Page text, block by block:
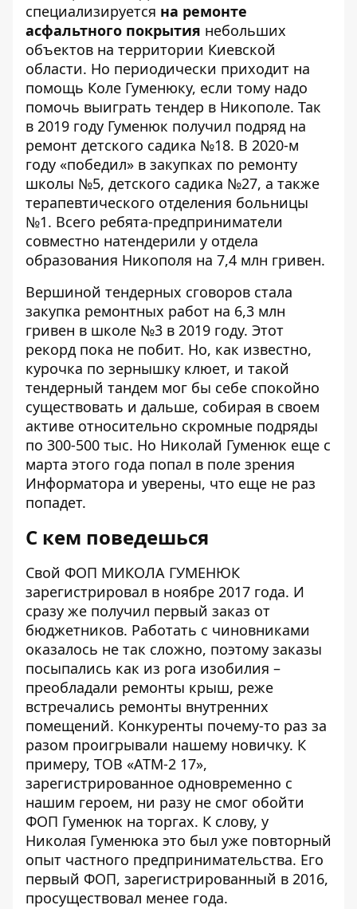
специализируется на ремонте
асфальтного покрытия небольших
объектов на территории Киевской
области. Но периодически приходит на
помощь Коле Гуменюку, если тому надо
помочь выиграть тендер в Никополе. Так
в 2019 году Гуменюк получил подряд на
ремонт детского садика №18. В 2020-м
году «победил» в закупках по ремонту
школы №5, детского садика №27, а также
терапевтического отделения больницы
№1. Всего ребята-предприниматели
совместно натендерили у отдела
образования Никополя на 7,4 млн гривен.
Вершиной тендерных сговоров стала
закупка ремонтных работ на 6,3 млн
гривен в школе №3 в 2019 году. Этот
рекорд пока не побит. Но, как известно,
курочка по зернышку клюет, и такой
тендерный тандем мог бы себе спокойно
существовать и дальше, собирая в своем
активе относительно скромные подряды
по 300-500 тыс. Но Николай Гуменюк еще с
марта этого года попал в поле зрения
Информатора и уверены, что еще не раз
попадет.
С кем поведешься
Свой ФОП МИКОЛА ГУМЕНЮК
зарегистрировал в ноябре 2017 года. И
сразу же получил первый заказ от
бюджетников. Работать с чиновниками
оказалось не так сложно, поэтому заказы
посыпались как из рога изобилия –
преобладали ремонты крыш, реже
встречались ремонты внутренних
помещений. Конкуренты почему-то раз за
разом проигрывали нашему новичку. К
примеру, ТОВ «АТМ-2 17»,
зарегистрированное одновременно с
нашим героем, ни разу не смог обойти
ФОП Гуменюк на торгах. К слову, у
Николая Гуменюка это был уже повторный
опыт частного предпринимательства. Его
первый ФОП, зарегистрированный в 2016,
просуществовал менее года.